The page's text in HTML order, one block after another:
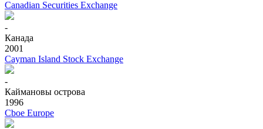
Canadian Securities Exchange
-
Канада
2001
Cayman Island Stock Exchange
-
Каймановы острова
1996
Cboe Europe